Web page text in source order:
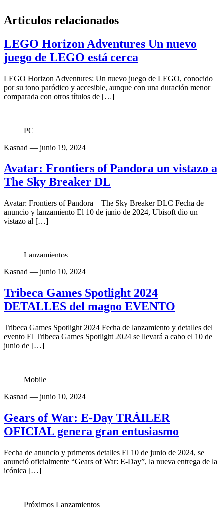
Articulos relacionados
LEGO Horizon Adventures Un nuevo
juego de LEGO está cerca
LEGO Horizon Adventures: Un nuevo juego de LEGO, conocido
por su tono paródico y accesible, aunque con una duración menor
comparada con otros títulos de […]
PC
Kasnad — junio 19, 2024
Avatar: Frontiers of Pandora un vistazo a
The Sky Breaker DL
Avatar: Frontiers of Pandora – The Sky Breaker DLC Fecha de
anuncio y lanzamiento El 10 de junio de 2024, Ubisoft dio un
vistazo al […]
Lanzamientos
Kasnad — junio 10, 2024
Tribeca Games Spotlight 2024
DETALLES del magno EVENTO
Tribeca Games Spotlight 2024 Fecha de lanzamiento y detalles del
evento El Tribeca Games Spotlight 2024 se llevará a cabo el 10 de
junio de […]
Mobile
Kasnad — junio 10, 2024
Gears of War: E-Day TRÁILER
OFICIAL genera gran entusiasmo
Fecha de anuncio y primeros detalles El 10 de junio de 2024, se
anunció oficialmente “Gears of War: E-Day”, la nueva entrega de la
icónica […]
Próximos Lanzamientos